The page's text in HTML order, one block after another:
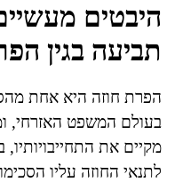
היבטים
תביעה בגין
הפרת חוזה היא אחת
בעולם המשפט האזרחי,
מקיים את
לתנאי החוזה עליו